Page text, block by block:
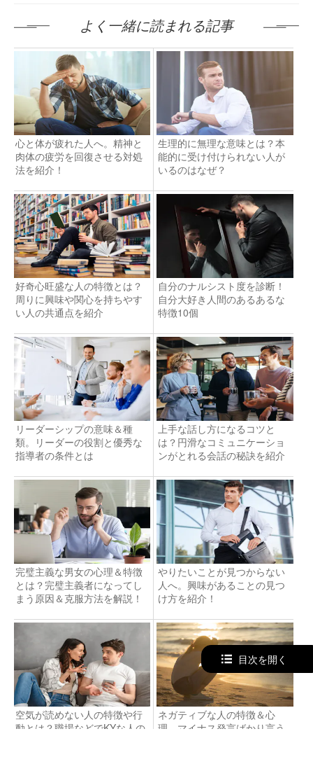
よく一緒に読まれる記事
心と体が疲れた人へ。精神と
肉体の疲労を回復させる対処
法を紹介！
生理的に無理な意味とは？本
能的に受け付けられない人が
いるのはなぜ？
好奇心旺盛な人の特徴とは？
周りに興味や関心を持ちやす
い人の共通点を紹介
自分のナルシスト度を診断！
自分大好き人間のあるあるな
特徴10個
リーダーシップの意味＆種
類。リーダーの役割と優秀な
指導者の条件とは
上手な話し方になるコツと
は？円滑なコミュニケーショ
ンがとれる会話の秘訣を紹介
完璧主義な男女の心理＆特徴
とは？完璧主義者になってし
まう原因＆克服方法を解説！
やりたいことが見つからない
人へ。興味があることの見つ
け方を紹介！
空気が読めない人の特徴や行
動とは？職場などでKYな人の
ネガティブな人の特徴＆心
理。マイナス発言ばかり言う
目次を開く